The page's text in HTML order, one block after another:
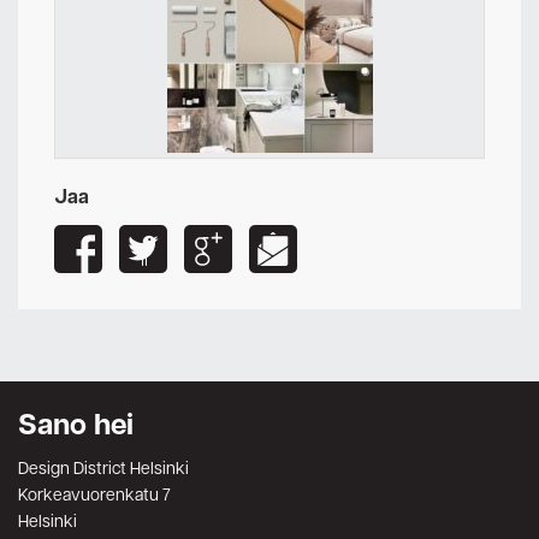
Jaa
Sano hei
Design District Helsinki
Korkeavuorenkatu 7
Helsinki